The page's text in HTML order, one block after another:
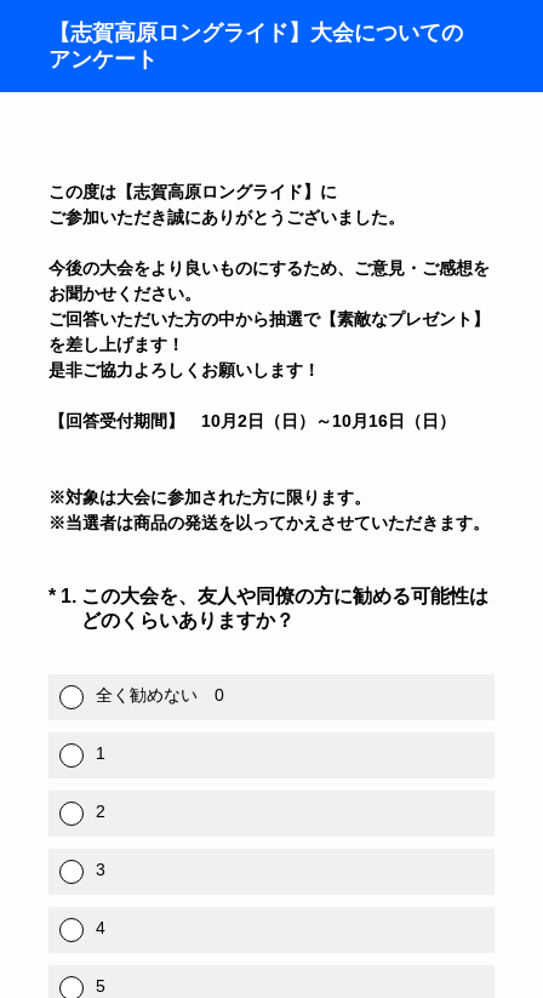
【志賀高原ロングライド】大会についての
アンケート
この度は【志賀高原ロングライド】に
ご参加いただき誠にありがとうございました。
今後の大会をより良いものにするため、ご意見・ご感想を
お聞かせください。
ご回答いただいた方の中から抽選で【素敵なプレゼント】
を差し上げます！
是非ご協力よろしくお願いします！
【回答受付期間】 10月2日（日）～10月16日（日）
※対象は大会に参加された方に限ります。
※当選者は商品の発送を以ってかえさせていただきます。
* 1. この大会を、友人や同僚の方に勧める可能性は
どのくらいありますか？
（必須）
全く勧めない 0
1
2
3
4
5